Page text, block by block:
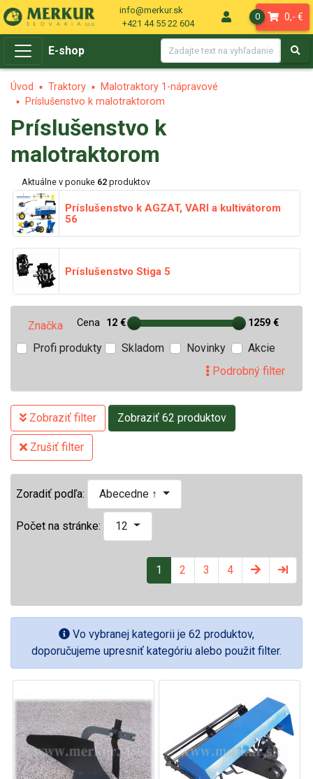
info@merkur.sk
+421 44 55 22 604
0 0,- €
E-shop
Úvod Traktory
Malotraktory 1-nápravové
Príslušenstvo k malotraktorom
Príslušenstvo k
malotraktorom
Aktuálne v ponuke 62 produktov
Príslušenstvo k AGZAT, VARI a kultivátorom
56
Príslušenstvo Stiga 5
Značka Cena 12 € 1259 €
Profi produkty Skladom Novinky
Akcie
Podrobný filter
Zobraziť filter Zobraziť 62 produktov
Zrušiť filter
Zoradiť podľa: Abecedne ↑
Počet na stránke: 12
1 2 3 4
Vo vybranej kategorii je 62 produktov,
doporučujeme upresniť kategóriu alebo použit filter.